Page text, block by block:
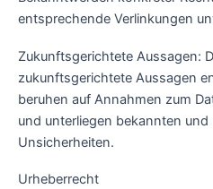
entsprechende Verlinkungen
Zukunftsgerichtete Aussagen:
zukunftsgerichtete Aussagen
beruhen auf Annahmen zum
und unterliegen bekannten
Unsicherheiten.
Urheberrecht